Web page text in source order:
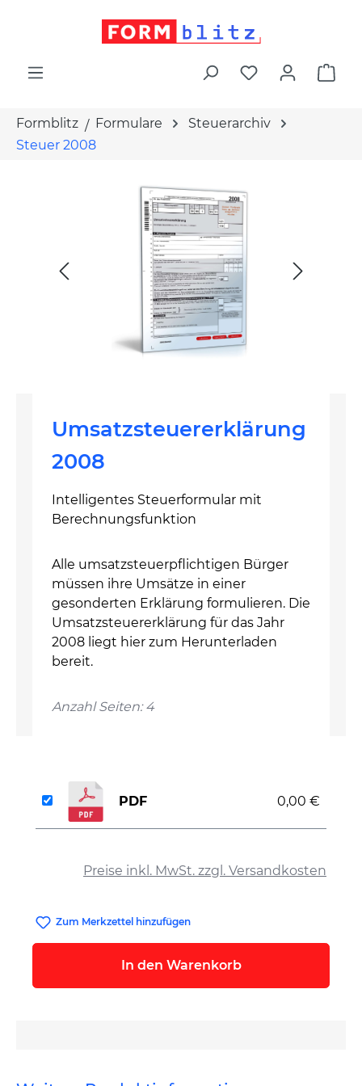
Formblitz Formulare
Steuerarchiv
Steuer 2008
Umsatzsteuererklärung
2008
Intelligentes Steuerformular mit
Berechnungsfunktion
Alle umsatzsteuerpflichtigen Bürger
müssen ihre Umsätze in einer
gesonderten Erklärung formulieren. Die
Umsatzsteuererklärung für das Jahr
2008 liegt hier zum Herunterladen
bereit.
Anzahl Seiten: 4
Preise inkl. MwSt. zzgl. Versandkosten
PDF 0,00 €
Zum Merkzettel hinzufügen
In den Warenkorb